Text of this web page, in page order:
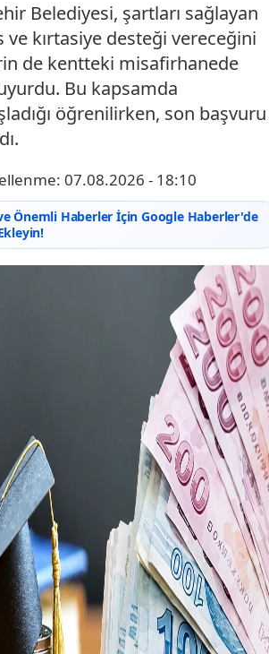
Belediyesi, şartları sağlayan
kırtasiye desteği vereceğini
de kentteki misafirhanede
Bu kapsamda
öğrenilirken, son başvuru
07.08.2026 - 18:10
Önemli Haberler İçin Google Haberler'de